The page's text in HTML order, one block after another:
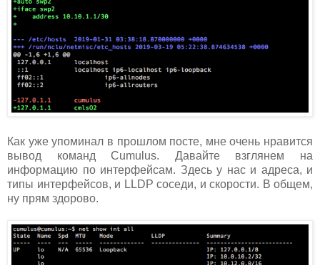
Как уже упоминал в прошлом посте, мне очень нравится
вывод команд Cumulus. Давайте взглянем на
информацию по интерфейсам. Здесь у нас и адреса, и
типы интерфейсов, и LLDP соседи, и скорости. В общем,
ну прям здорово.